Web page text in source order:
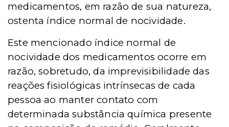
medicamentos, em razão de sua natureza,
ostenta índice normal de nocividade.
Este mencionado índice normal de
nocividade dos medicamentos ocorre em
razão, sobretudo, da imprevisibilidade das
reações fisiológicas intrínsecas de cada
pessoa ao manter contato com
determinada substância química presente